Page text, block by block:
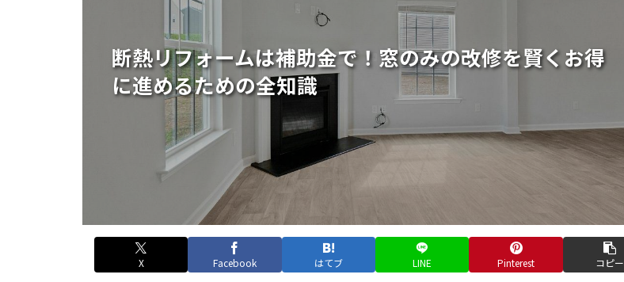
断熱リフォームは補助金で！窓のみの改修を賢くお得
に進めるための全知識
X Facebook はてブ LINE Pinterest コピー